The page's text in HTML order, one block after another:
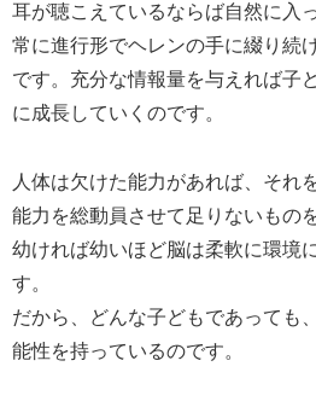
耳が聴こえているならば自然に入
常に進行形でヘレンの手に綴り続
です。充分な情報量を与えれば子
に成長していくのです。
人体は欠けた能力があれば、それ
能力を総動員させて足りないもの
幼ければ幼いほど脳は柔軟に環境
す。
だから、どんな子どもであっても
能性を持っているのです。